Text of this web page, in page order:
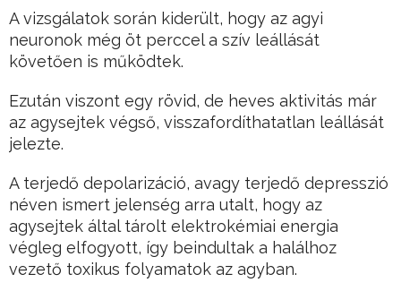
A vizsgálatok során kiderült, hogy az agyi
neuronok még öt perccel a szív leállását
követően is működtek.
Ezután viszont egy rövid, de heves aktivitás már
az agysejtek végső, visszafordíthatatlan leállását
jelezte.
A terjedő depolarizáció, avagy terjedő depresszió
néven ismert jelenség arra utalt, hogy az
agysejtek által tárolt elektrokémiai energia
végleg elfogyott, így beindultak a halálhoz
vezető toxikus folyamatok az agyban.